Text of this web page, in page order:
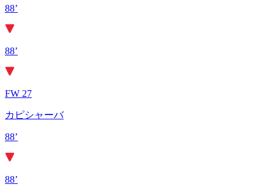
88’
88’
FW 27
カピシャーバ
88’
88’